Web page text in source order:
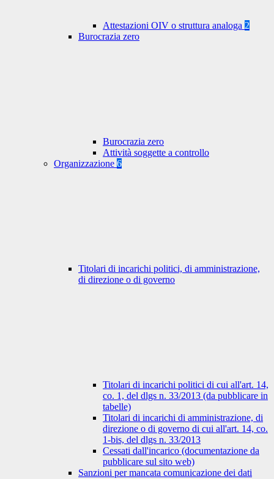
Attestazioni OIV o struttura analoga 2
Burocrazia zero
Burocrazia zero
Attività soggette a controllo
Organizzazione 6
Titolari di incarichi politici, di amministrazione,
di direzione o di governo
Titolari di incarichi politici di cui all'art. 14,
co. 1, del dlgs n. 33/2013 (da pubblicare in
tabelle)
Titolari di incarichi di amministrazione, di
direzione o di governo di cui all'art. 14, co.
1-bis, del dlgs n. 33/2013
Cessati dall'incarico (documentazione da
pubblicare sul sito web)
Sanzioni per mancata comunicazione dei dati